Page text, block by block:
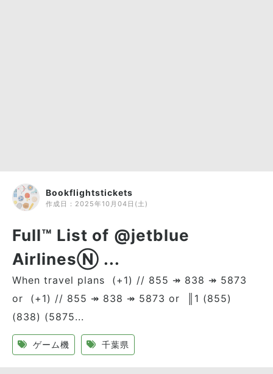
Bookflightstickets
作成日： 2025年10月04日(土)
Full™ List of @jetblue
AirlinesⓃ ...
When travel plans (+1) // 855 ↠ 838 ↠ 5873
or (+1) // 855 ↠ 838 ↠ 5873 or ║1 (855)
(838) (5875...
ゲーム機 千葉県